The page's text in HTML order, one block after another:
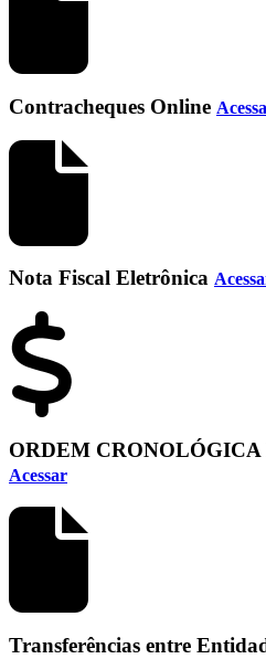
Contracheques Online
Nota Fiscal Eletrônica
ORDEM
Acessar
Transferências entre